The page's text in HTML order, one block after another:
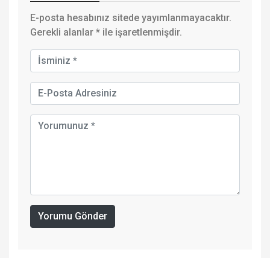
E-posta hesabınız sitede yayımlanmayacaktır.
Gerekli alanlar * ile işaretlenmişdir.
Yorumu Gönder